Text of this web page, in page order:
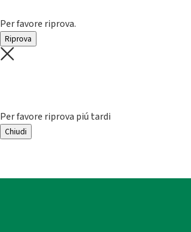
Per favore riprova.
Riprova
Per favore riprova piú tardi
Chiudi